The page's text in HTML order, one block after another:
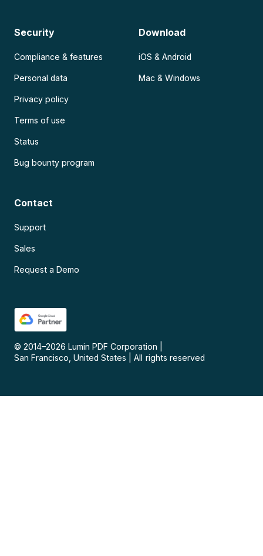
Security
Compliance & features
Personal data
Privacy policy
Terms of use
Status
Bug bounty program
Download
iOS & Android
Mac & Windows
Contact
Support
Sales
Request a Demo
© 2014–2026 Lumin PDF Corporation
San Francisco, United States
All rights reserved